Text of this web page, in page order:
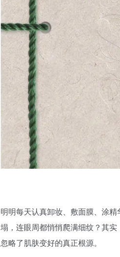
明明每天认真卸妆、敷面膜、涂
塌，连眼周都悄悄爬满细纹？其
忽略了肌肤变好的真正根源。